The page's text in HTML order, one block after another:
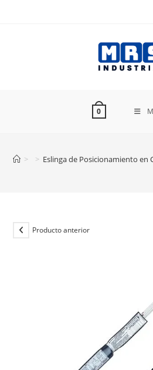
0
> > Eslinga de Posicionamiento en
Producto anterior